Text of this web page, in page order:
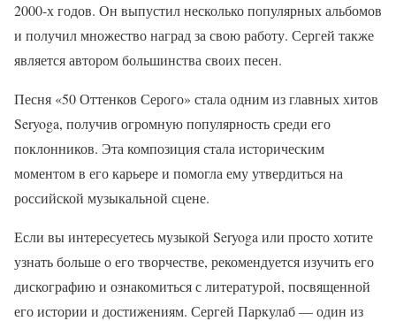
2000-х годов. Он выпустил несколько популярных альбомов
и получил множество наград за свою работу. Сергей также
является автором большинства своих песен.
Песня «50 Оттенков Серого» стала одним из главных хитов
Seryoga, получив огромную популярность среди его
поклонников. Эта композиция стала историческим
моментом в его карьере и помогла ему утвердиться на
российской музыкальной сцене.
Если вы интересуетесь музыкой Seryoga или просто хотите
узнать больше о его творчестве, рекомендуется изучить его
дискографию и ознакомиться с литературой, посвященной
его истории и достижениям. Сергей Паркулаб — один из